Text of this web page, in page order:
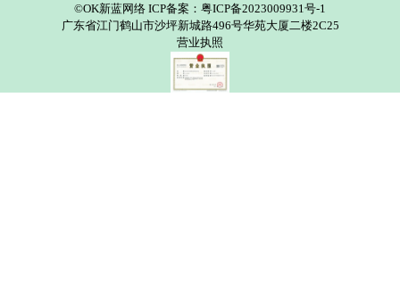
©OK新蓝网络 ICP备案：粤ICP备2023009931号-1
广东省江门鹤山市沙坪新城路496号华苑大厦二楼2C25
营业执照